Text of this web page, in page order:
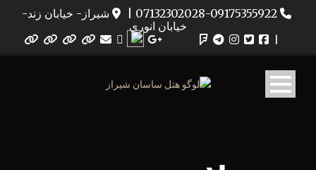
07132302028-09175355922
شیراز- خیابان زند-
خیابان انوری